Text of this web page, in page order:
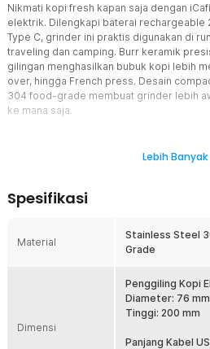
Nikmati kopi fresh kapan saja dengan
elektrik. Dilengkapi baterai rechargeable
Type C, grinder ini praktis digunakan di
traveling dan camping. Burr keramik
gilingan menghasilkan bubuk kopi lebih
over, hingga French press. Desain
304 food-grade membuat grinder lebih
ke mana saja.
yang mampu menghasilkan bubuk kopi
tetap stabil sehingga aroma dan
Material keramik juga lebih tahan aus
Material SUS 304 Premium
Body grinder menggunakan kombinasi
plastik PP food-grade yang aman
makanan. Material berkualitas ini
sekaligus meningkatkan daya tahan
Lebih Banyak
Spesifikasi
Material
Stainless Steel
Grade
Dimensi
Penggiling Kopi
Diameter: 76 mm
Tinggi: 200 mm
Panjang Kabel